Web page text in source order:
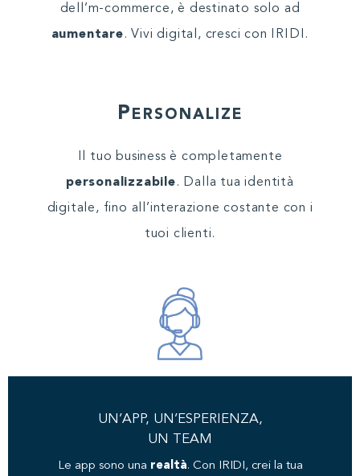
dell’m-commerce, è destinato solo ad
aumentare. Vivi digital, cresci con IRIDI.
P ERSONALIZE
Il tuo business è completamente
personalizzabile. Dalla tua identità
digitale, fino all’interazione costante con i
tuoi clienti.
UN’APP, UN’ESPERIENZA,
UN TEAM
Le app sono una realtà. Con IRIDI, crei la tua